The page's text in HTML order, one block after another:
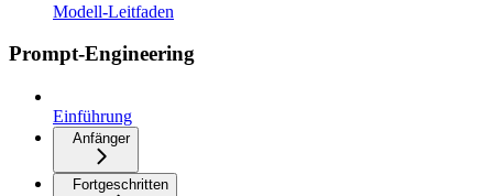
Modell-Leitfaden
Prompt-Engineering
Einführung
Anfänger
Fortgeschritten